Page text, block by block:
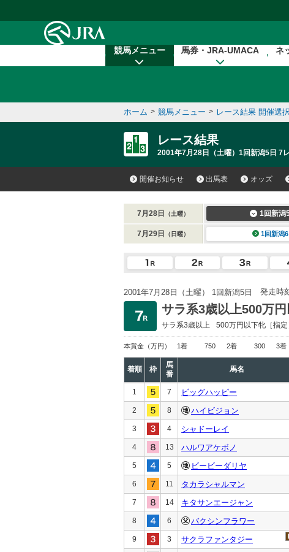
競馬メニュー 馬券・JRA-UMACA ネ
ホーム > 競馬メニュー > レース結果 開催選択
レース結果
2001年7月28日（土曜）1回新潟5日 7
開催お知らせ 出馬表 オッズ
7月28日 （土曜） 1回新潟
7月29日 （日曜） 1回新潟6
2001年7月28日（土曜） 1回新潟5日 発走時
サラ系3歳以上500万
サラ系3歳以上 500万円以下牝［指定
本賞金 （万円） 1着 750 2着 300 3着
着順 枠
馬
番
馬名
1 7 ビッグハッピー
2 8 ハイビジョン
3 4 シャドーレイ
4 13 ハルワアケボノ
5 5 ビービーダリヤ
6 11 タカラシャルマン
7 14 キタサンエージャン
8 6 バクシンフラワー
9 3 サクラファンタジー